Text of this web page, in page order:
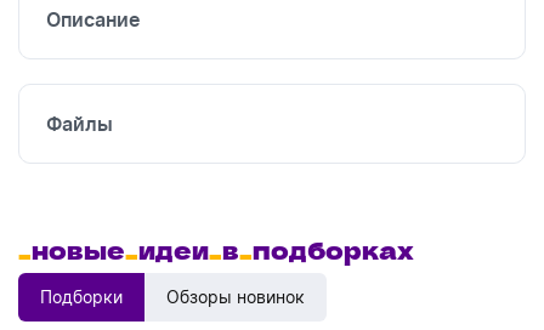
Описание
Файлы
_новые_идеи_в_подборках
Подборки Обзоры новинок